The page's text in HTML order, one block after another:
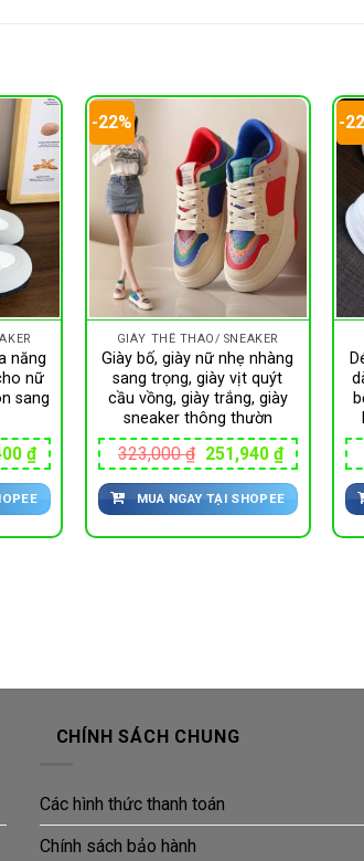
năng
nữ
sang
₫.
₫Giá
hiện
tại
là:
212,400 ₫.
-22%
GIÀY THỂ THAO/ SNEAKER
Giày bố, giày nữ nhẹ nhàng
sang trọng, giày vịt quýt
cầu vồng, giày trắng, giày
sneaker thông thườn
323,000₫ Giá
gốc
là:
323,000 ₫.
251,940 ₫Giá
hiện
tại
là:
251,940 ₫.
MUA NGAY TẠI SHOPEE
-
CHÍNH SÁCH CHUNG
Các hình thức thanh toán
Chính sách bảo hành